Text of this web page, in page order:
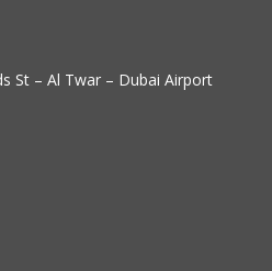
St – Al Twar – Dubai Airport